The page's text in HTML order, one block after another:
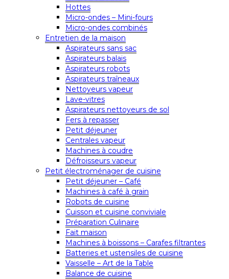
Hottes
Micro-ondes – Mini-fours
Micro-ondes combinés
Entretien de la maison
Aspirateurs sans sac
Aspirateurs balais
Aspirateurs robots
Aspirateurs traîneaux
Nettoyeurs vapeur
Lave-vitres
Aspirateurs nettoyeurs de sol
Fers à repasser
Petit déjeuner
Centrales vapeur
Machines à coudre
Défroisseurs vapeur
Petit électroménager de cuisine
Petit déjeuner – Café
Machines à café à grain
Robots de cuisine
Cuisson et cuisine conviviale
Préparation Culinaire
Fait maison
Machines à boissons – Carafes filtrantes
Batteries et ustensiles de cuisine
Vaisselle – Art de la Table
Balance de cuisine